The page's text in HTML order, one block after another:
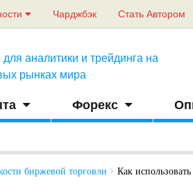
Чарджбэк Стать Автором
Форекс
биржевой торговли Как